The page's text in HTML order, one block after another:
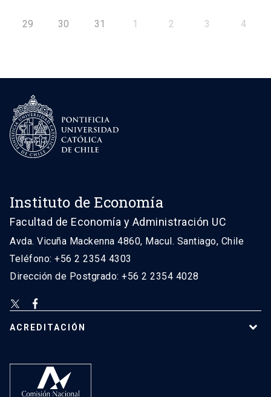
29 30 31 1 2 3 4
Instituto de Economía
Facultad de Economía y Administración UC
Avda. Vicuña Mackenna 4860, Macul. Santiago, Chile
Teléfono: +56 2 2354 4303
Dirección de Postgrado: +56 2 2354 4028
ACREDITACIÓN